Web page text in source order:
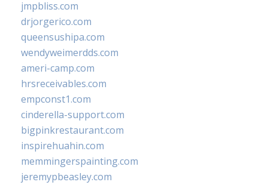
jmpbliss.com
drjorgerico.com
queensushipa.com
wendyweimerdds.com
ameri-camp.com
hrsreceivables.com
empconst1.com
cinderella-support.com
bigpinkrestaurant.com
inspirehuahin.com
memmingerspainting.com
jeremypbeasley.com